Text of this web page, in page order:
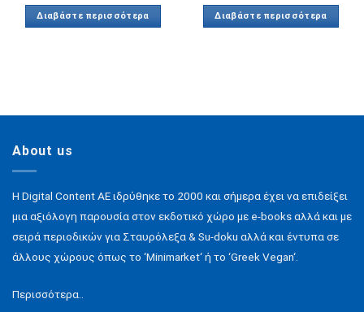
Διαβάστε περισσότερα Διαβάστε περισσότερα
About us
H Digital Content ΑΕ ιδρύθηκε το 2000 και σήμερα έχει να επιδείξει
μια αξιόλογη παρουσία στον εκδοτικό χώρο με e-books αλλά και με
σειρά περιοδικών για Σταυρόλεξα & Su-doku αλλά και έντυπα σε
άλλους χώρους όπως το ‘Minimarket‘ ή το ‘Greek Vegan‘.
Περισσότερα..